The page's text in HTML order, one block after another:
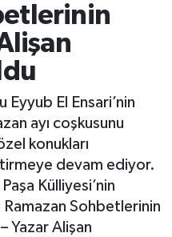
El Ensari’nin
ayı coşkusunu
konukları
devam ediyor.
Külliyesi’nin
Sohbetlerinin
Yazar Alişan